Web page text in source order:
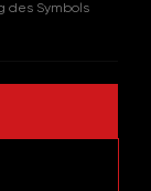
des Symbols